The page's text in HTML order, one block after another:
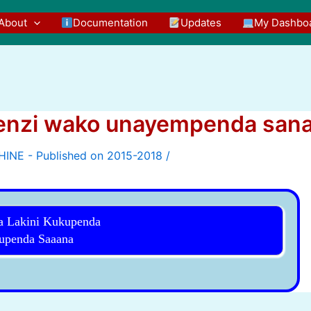
Documentation Updates My
wako unayempenda
/
Lakini Kukupenda
Saaana